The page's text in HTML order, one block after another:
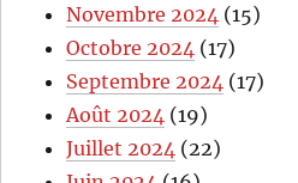
Novembre 2024 (15)
Octobre 2024 (17)
Septembre 2024 (17)
Août 2024 (19)
Juillet 2024 (22)